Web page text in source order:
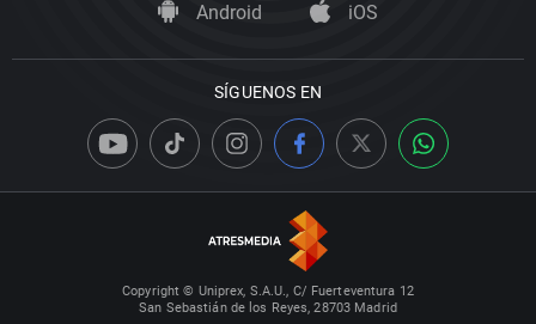
Android iOS
SÍGUENOS EN
Copyright © Uniprex, S.A.U., C/ Fuerteventura 12
San Sebastián de los Reyes, 28703 Madrid